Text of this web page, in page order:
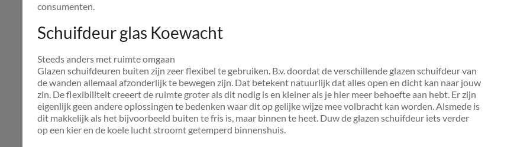
consumenten.
Schuifdeur glas Koewacht
Steeds anders met ruimte omgaan
Glazen schuifdeuren buiten zijn zeer flexibel te gebruiken. B.v. doordat de verschillende glazen schuifdeur van
de wanden allemaal afzonderlijk te bewegen zijn. Dat betekent natuurlijk dat alles open en dicht kan naar jouw
zin. De flexibiliteit creeert de ruimte groter als dit nodig is en kleiner als je hier meer behoefte aan hebt. Er zijn
eigenlijk geen andere oplossingen te bedenken waar dit op gelijke wijze mee volbracht kan worden. Alsmede is
dit makkelijk als het bijvoorbeeld buiten te fris is, maar binnen te heet. Duw de glazen schuifdeur iets verder
op een kier en de koele lucht stroomt getemperd binnenshuis.